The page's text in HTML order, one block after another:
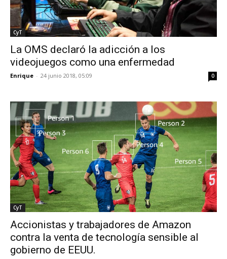
CyT
La OMS declaró la adicción a los
videojuegos como una enfermedad
Enrique - 24 junio 2018, 05:09 0
CyT
Accionistas y trabajadores de Amazon
contra la venta de tecnología sensible al
gobierno de EEUU.